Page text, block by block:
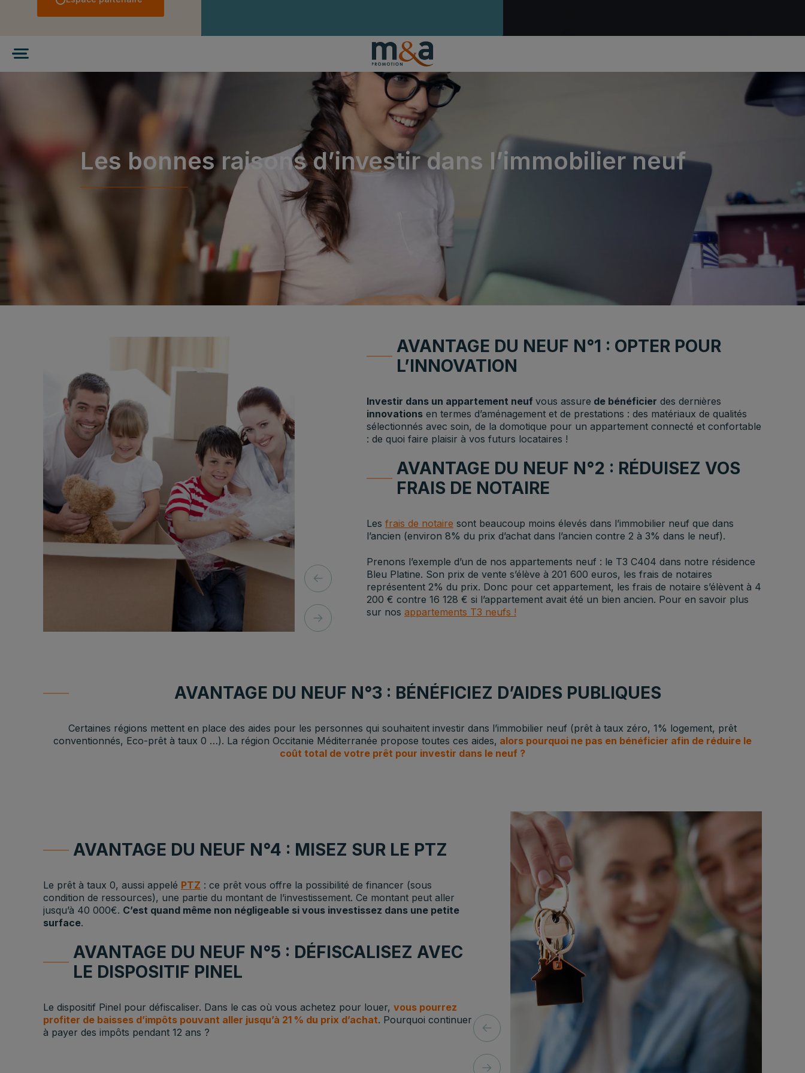
Les bonnes raisons d’investir dans l’immobilier neuf
AVANTAGE DU NEUF N°1 : OPTER POUR
L’INNOVATION
Investir dans un appartement neuf vous assure de bénéficier des dernières
innovations en termes d’aménagement et de prestations : des matériaux de qualités
sélectionnés avec soin, de la domotique pour un appartement connecté et confortable
: de quoi faire plaisir à vos futurs locataires !
AVANTAGE DU NEUF N°2 : RÉDUISEZ VOS
FRAIS DE NOTAIRE
Les frais de notaire sont beaucoup moins élevés dans l’immobilier neuf que dans
l’ancien (environ 8% du prix d’achat dans l’ancien contre 2 à 3% dans le neuf).
Prenons l’exemple d’un de nos appartements neuf : le T3 C404 dans notre résidence
Bleu Platine. Son prix de vente s’élève à 201 600 euros, les frais de notaires
représentent 2% du prix. Donc pour cet appartement, les frais de notaire s’élèvent à 4
200 € contre 16 128 € si l’appartement avait été un bien ancien. Pour en savoir plus
sur nos appartements T3 neufs !
AVANTAGE DU NEUF N°3 : BÉNÉFICIEZ D’AIDES PUBLIQUES
Certaines régions mettent en place des aides pour les personnes qui souhaitent investir dans l’immobilier neuf (prêt à taux zéro, 1% logement, prêt
conventionnés, Eco-prêt à taux 0 …). La région Occitanie Méditerranée propose toutes ces aides, alors pourquoi ne pas en bénéficier afin de réduire le
coût total de votre prêt pour investir dans le neuf ?
AVANTAGE DU NEUF N°4 : MISEZ SUR LE PTZ
Le prêt à taux 0, aussi appelé PTZ : ce prêt vous offre la possibilité de financer (sous
condition de ressources), une partie du montant de l’investissement. Ce montant peut aller
jusqu’à 40 000€. C’est quand même non négligeable si vous investissez dans une petite
surface.
AVANTAGE DU NEUF N°5 : DÉFISCALISEZ AVEC
LE DISPOSITIF PINEL
Le dispositif Pinel pour défiscaliser. Dans le cas où vous achetez pour louer, vous pourrez
profiter de baisses d’impôts pouvant aller jusqu’à 21 % du prix d’achat. Pourquoi continuer
à payer des impôts pendant 12 ans ?